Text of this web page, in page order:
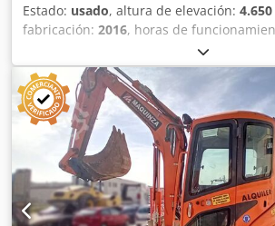
Estado: usado, altura de elevación:
fabricación: 2016, horas de
de fabricación: 2016 Ámbito de
Peso en vacío: 8.500 kg Ubicación:
excavadora 2015 de 8,5 tn. de ocasión,
DX85R-3. Revisiones verificadas por
Posibilidad de ver la máquina sin
de gestión de transporte. Altura de
Alcance nivel suelo: 6.765 mm Crsdpfx